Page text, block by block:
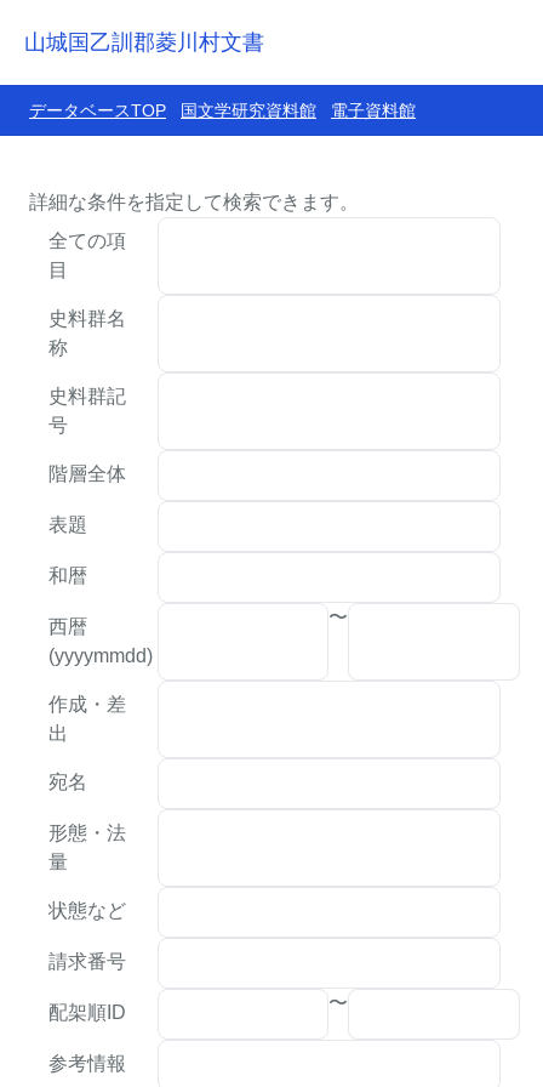
山城国乙訓郡菱川村文書
データベースTOP 国文学研究資料館 電子資料館
詳細な条件を指定して検索できます。
全ての項
目
史料群名
称
史料群記
号
階層全体
表題
和暦
西暦
(yyyymmdd)
〜
作成・差
出
宛名
形態・法
量
状態など
請求番号
配架順ID 〜
参考情報